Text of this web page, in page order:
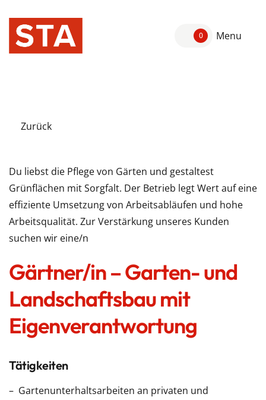
0 Menu
Zurück
Du liebst die Pflege von Gärten und gestaltest
Grünflächen mit Sorgfalt. Der Betrieb legt Wert auf eine
effiziente Umsetzung von Arbeitsabläufen und hohe
Arbeitsqualität. Zur Verstärkung unseres Kunden
suchen wir eine/n
Gärtner/in – Garten- und
Landschaftsbau mit
Eigenverantwortung
Tätigkeiten
Gartenunterhaltsarbeiten an privaten und